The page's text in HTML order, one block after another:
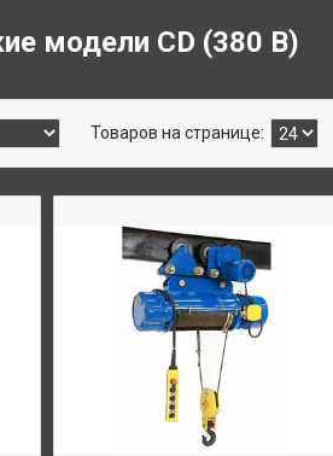
модели CD (380 В)